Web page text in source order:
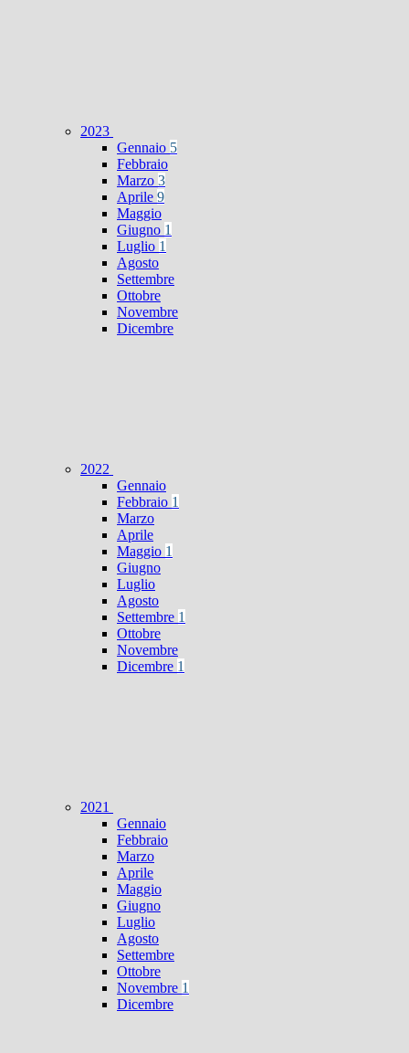
2023
Gennaio 5
Febbraio
Marzo 3
Aprile 9
Maggio
Giugno 1
Luglio 1
Agosto
Settembre
Ottobre
Novembre
Dicembre
2022
Gennaio
Febbraio 1
Marzo
Aprile
Maggio 1
Giugno
Luglio
Agosto
Settembre 1
Ottobre
Novembre
Dicembre 1
2021
Gennaio
Febbraio
Marzo
Aprile
Maggio
Giugno
Luglio
Agosto
Settembre
Ottobre
Novembre 1
Dicembre